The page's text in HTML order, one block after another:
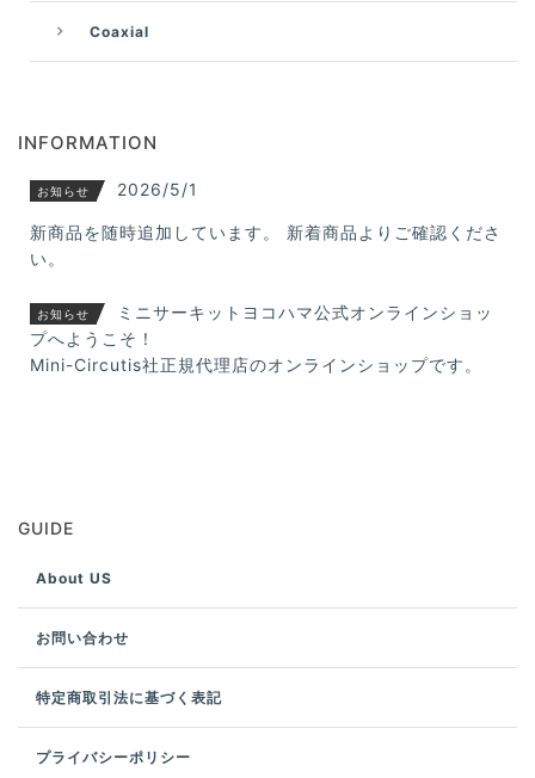
Coaxial
INFORMATION
お知らせ 2026/5/1
新商品を随時追加しています。 新着商品よりご確認くださ
い。
お知らせ
ミニサーキットヨコハマ公式オンラインショッ
プへようこそ！
Mini-Circutis社正規代理店のオンラインショップです。
GUIDE
About US
お問い合わせ
特定商取引法に基づく表記
プライバシーポリシー